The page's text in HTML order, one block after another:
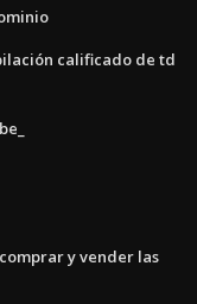
calificado de td
y vender las